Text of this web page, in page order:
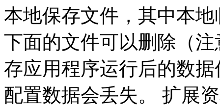
本地保存文件，其中本地
下面的文件可以删除（注
存应用程序运行后的数
配置数据会丢失。 扩展